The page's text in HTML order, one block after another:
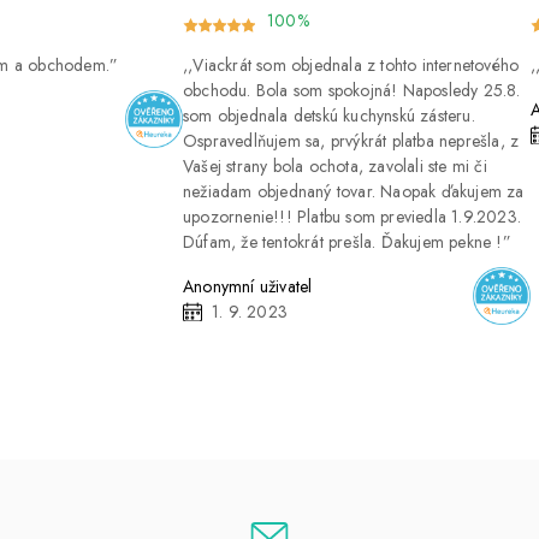
a obchodem.
100%
Viackrát som objednala z tohto internetového
obchodu. Bola som spokojná! Naposledy 25.8.
som objednala detskú kuchynskú zásteru.
Ospravedlňujem sa, prvýkrát platba neprešla, z
Vašej strany bola ochota, zavolali ste mi či
nežiadam objednaný tovar. Naopak ďakujem za
upozornenie!!! Platbu som previedla 1.9.2023.
Dúfam, že tentokrát prešla. Ďakujem pekne !
Anonymní uživatel
1. 9. 2023